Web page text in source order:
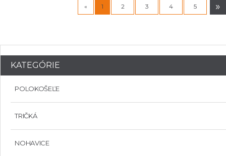
« 1 2 3 4 5 »
KATEGÓRIE
POLOKOŠEĽE
TRIČKÁ
NOHAVICE